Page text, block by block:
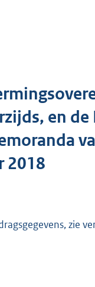
g
r
o
o
t
2
en
2018
zie